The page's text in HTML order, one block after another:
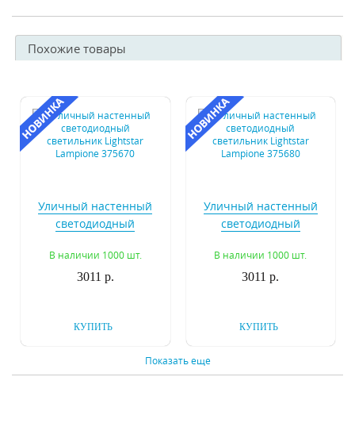
Похожие товары
Уличный настенный
светодиодный
Lampione 375670
В наличии 1000 шт.
3011 р.
КУПИТЬ
Уличный настенный
светодиодный
Lampione 375680
В наличии 1000 шт.
3011 р.
КУПИТЬ
Показать еще